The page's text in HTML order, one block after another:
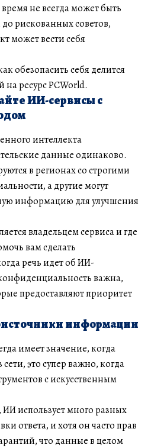
не всегда может быть
рискованных советов,
может вести себя
обезопасить себя делится
ресурс PCWorld.
ИИ-сервисы с
интеллекта
данные одинаково.
в регионах со строгими
а другие могут
информацию для улучшения
владельцем сервиса и где
вам сделать
речь идет об ИИ-
важна,
предоставляют приоритет
информации
имеет значение, когда
это супер важно, когда
с искусственным
использует много разных
ответа, и хотя он часто прав
что данные в целом